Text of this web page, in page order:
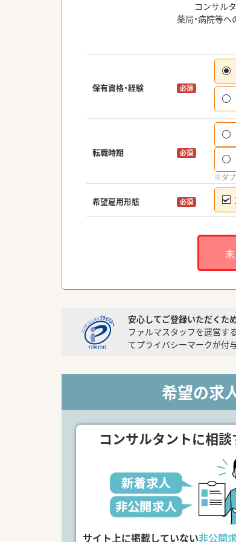
コンサル
薬局・病院等
保有資格・経験 必須
転職時期 必須
※ダブ
希望雇用形態 必須
安心してご登録いただくた
ファルマスタッフを運営す
てプライバシーマークが付
希望の求
コンサルタントに相談
サイト上に掲載していない非公開